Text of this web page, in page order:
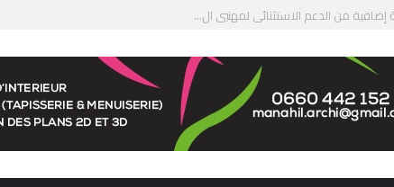
من الدعم الاستثنائي لمهنيي ال...
الملكي...
بتطوان.. ممثلو جهات المملكة يجددون ...